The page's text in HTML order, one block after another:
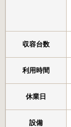
収容台数
利用時間
休業日
設備